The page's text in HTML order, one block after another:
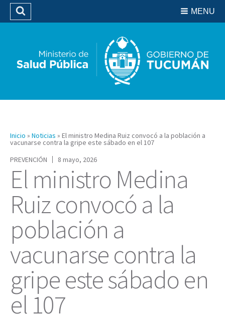
Biblioteca
MENU
Buscar
Inicio » Noticias » El ministro Medina Ruiz convocó a la población a
vacunarse contra la gripe este sábado en el 107
PREVENCIÓN
8 mayo, 2026
El ministro Medina
Ruiz convocó a la
población a
vacunarse contra la
gripe este sábado en
el 107